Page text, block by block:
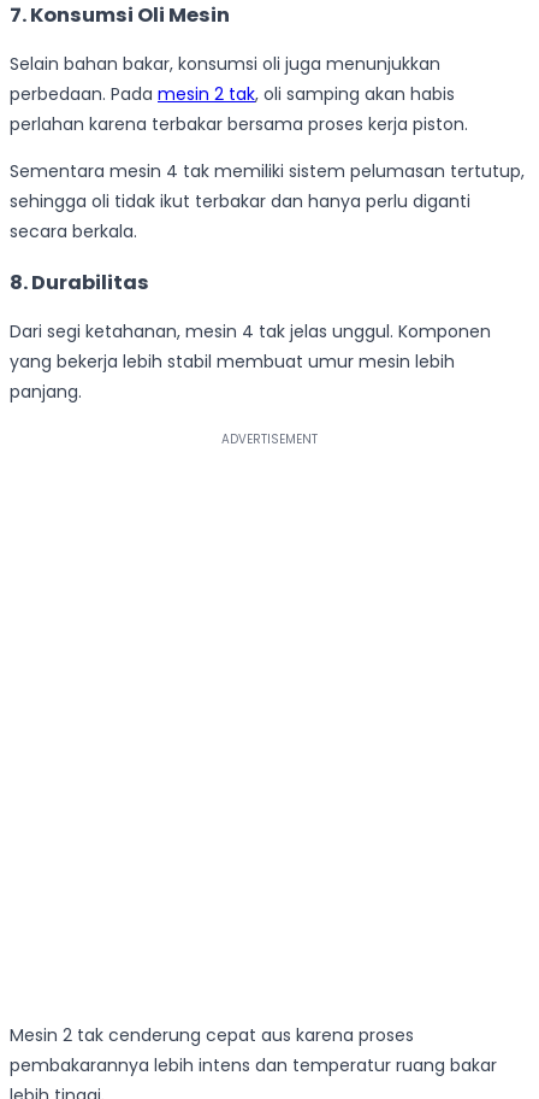
7. Konsumsi Oli Mesin
Selain bahan bakar, konsumsi oli juga menunjukkan
perbedaan. Pada mesin 2 tak, oli samping akan habis
perlahan karena terbakar bersama proses kerja piston.
Sementara mesin 4 tak memiliki sistem pelumasan tertutup,
sehingga oli tidak ikut terbakar dan hanya perlu diganti
secara berkala.
8. Durabilitas
Dari segi ketahanan, mesin 4 tak jelas unggul. Komponen
yang bekerja lebih stabil membuat umur mesin lebih
panjang.
Mesin 2 tak cenderung cepat aus karena proses
pembakarannya lebih intens dan temperatur ruang bakar